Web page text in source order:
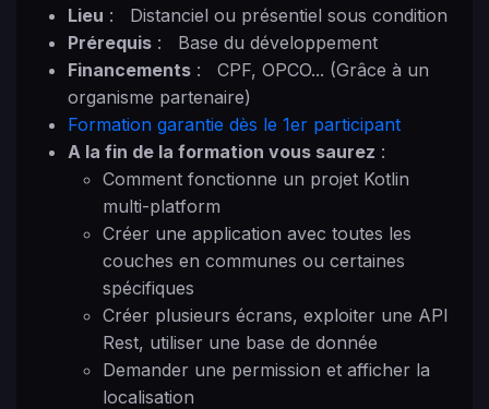
Lieu : Distanciel ou présentiel sous condition
Prérequis : Base du développement
Financements : CPF, OPCO... (Grâce à un
organisme partenaire)
Formation garantie dès le 1er participant
A la fin de la formation vous saurez :
Comment fonctionne un projet Kotlin
multi-platform
Créer une application avec toutes les
couches en communes ou certaines
spécifiques
Créer plusieurs écrans, exploiter une API
Rest, utiliser une base de donnée
Demander une permission et afficher la
localisation